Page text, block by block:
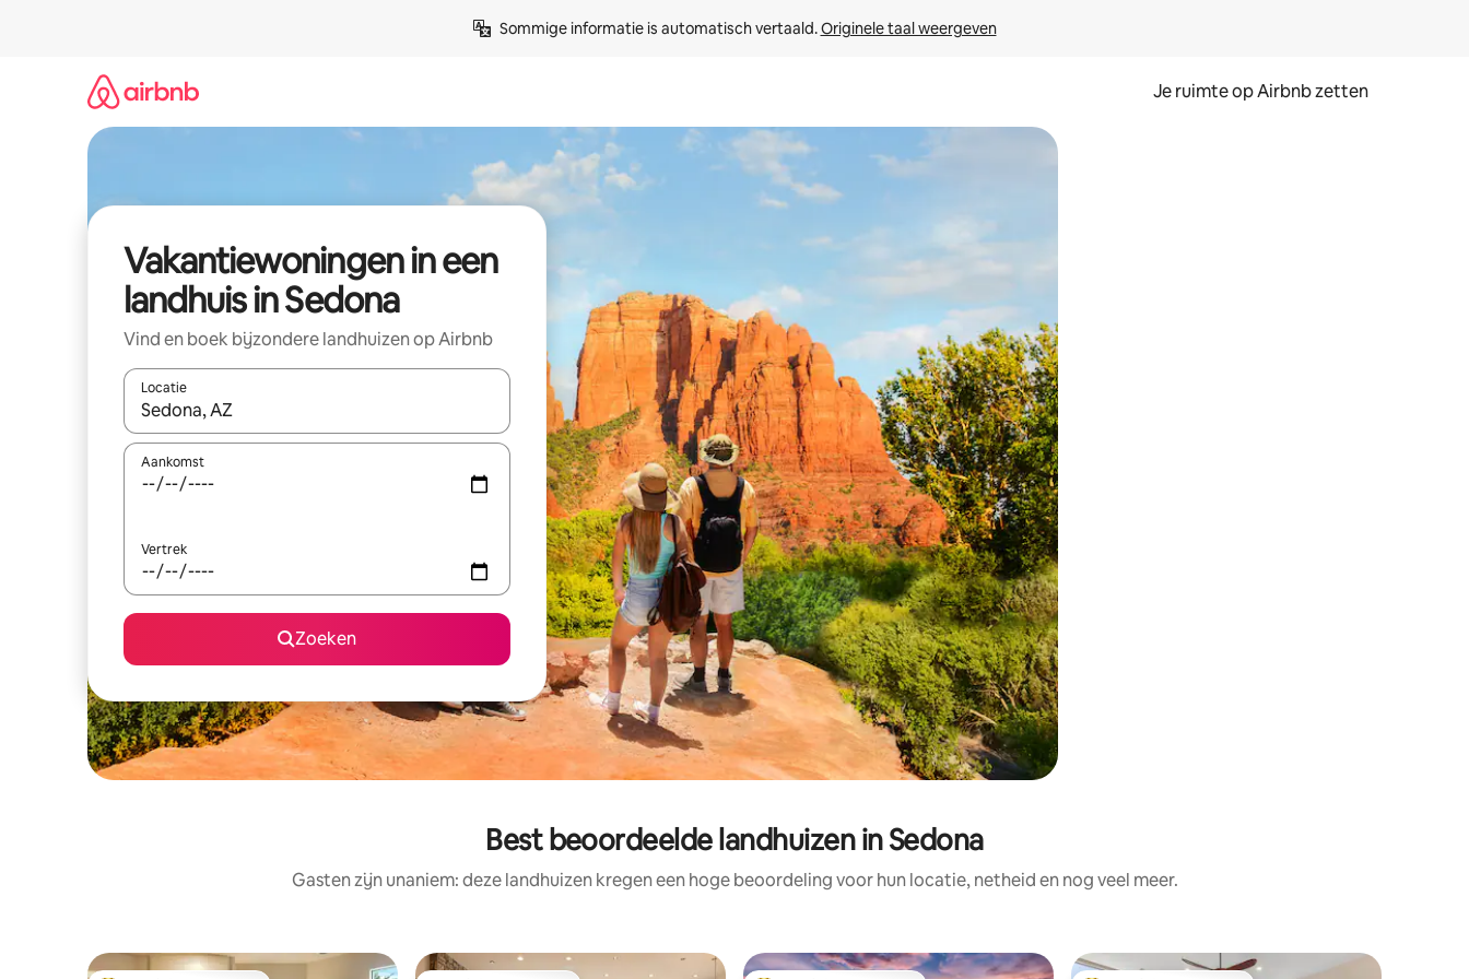
Sommige informatie is automatisch vertaald. Originele taal weergeven
Je ruimte op Airbnb zetten
Vakantiewoningen in een
landhuis in Sedona
Vind en boek bijzondere landhuizen op Airbnb
Locatie
Wanneer er suggesties beschikbaar zijn, maak je een keuze met je de pijltjestoetsen omhoog en omlaag, óf door te tikken of swipen.
Aankomst
Vertrek
Zoeken
Best beoordeelde landhuizen in Sedona
Gasten zijn unaniem: deze landhuizen kregen een hoge beoordeling voor hun locatie, netheid en nog veel meer.